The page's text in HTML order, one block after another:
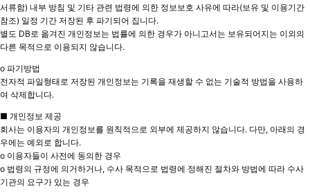
서류함) 내부 방침 및 기타 관련 법령에 의한 정보보호 사유에 따라(보유 및 이용기간
참조) 일정 기간 저장된 후 파기되어 집니다.
별도 DB로 옮겨진 개인정보는 법률에 의한 경우가 아니고서는 보유되어지는 이외의
다른 목적으로 이용되지 않습니다.
o 파기방법
전자적 파일형태로 저장된 개인정보는 기록을 재생할 수 없는 기술적 방법을 사용하
여 삭제합니다.
■ 개인정보 제공
회사는 이용자의 개인정보를 원칙적으로 외부에 제공하지 않습니다. 다만, 아래의 경
우에는 예외로 합니다.
o 이용자들이 사전에 동의한 경우
o 법령의 규정에 의거하거나, 수사 목적으로 법령에 정해진 절차와 방법에 따라 수사
기관의 요구가 있는 경우